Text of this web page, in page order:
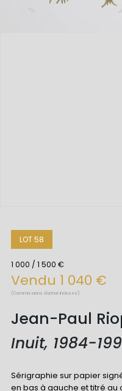
LOT 58
1 000 / 1 500 €
Vendu 1 040 €
(Commissions d'achat incluses)
Jean-Paul
Inuit, 1984-
Sérigraphie sur papier
en bas à gauche et titré au